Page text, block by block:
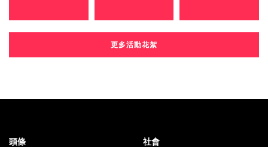
更多活動花絮
頭條 社會